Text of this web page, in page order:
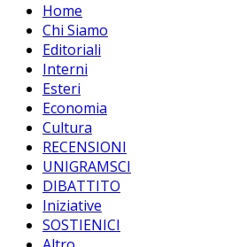
Home
Chi Siamo
Editoriali
Interni
Esteri
Economia
Cultura
RECENSIONI
UNIGRAMSCI
DIBATTITO
Iniziative
SOSTIENICI